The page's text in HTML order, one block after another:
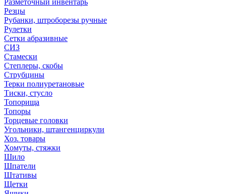
Разметочный инвентарь
Резцы
Рубанки, штроборезы ручные
Рулетки
Сетки абразивные
СИЗ
Стамески
Степлеры, скобы
Струбцины
Терки полиуретановые
Тиски, стусло
Топорища
Топоры
Торцевые головки
Угольники, штангенциркули
Хоз. товары
Хомуты, стяжки
Шило
Шпатели
Штативы
Щетки